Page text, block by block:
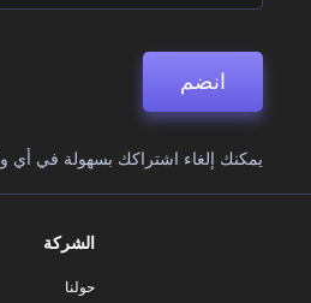
انضم
يمكنك إلغاء اشتراكك بسهولة في أي
الشركة
حولنا